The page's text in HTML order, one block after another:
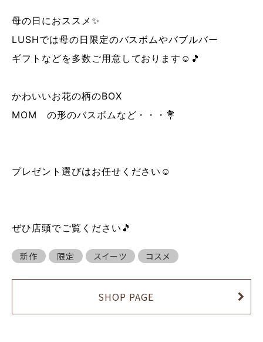
母の日におススメ✨
LUSHでは母の日限定のバスボムやバブルバー
ギフトなどを多数ご用意しております☺🎵
かわいいお花の柄のBOX
MOM の形のバスボムなど・・・💐
プレゼント選びはお任せください☺
ぜひ店頭でご覧ください🎵
新作 限定 スイーツ コスメ
SHOP PAGE